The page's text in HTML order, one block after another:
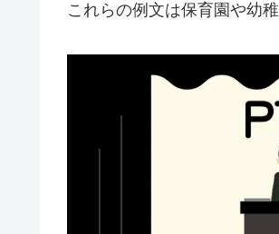
これらの例文は保育園や幼